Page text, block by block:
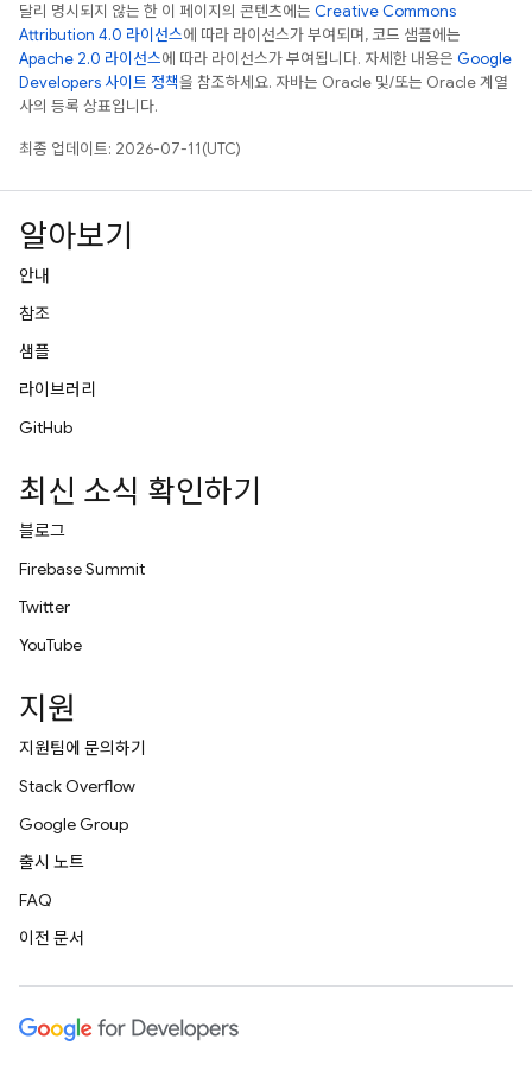
달리 명시되지 않는 한 이 페이지의 콘텐츠에는 Creative Commons
Attribution 4.0 라이선스에 따라 라이선스가 부여되며, 코드 샘플에는
Apache 2.0 라이선스에 따라 라이선스가 부여됩니다. 자세한 내용은 Google
Developers 사이트 정책을 참조하세요. 자바는 Oracle 및/또는 Oracle 계열
사의 등록 상표입니다.
최종 업데이트: 2026-07-11(UTC)
알아보기
안내
참조
샘플
라이브러리
GitHub
최신 소식 확인하기
블로그
Firebase Summit
Twitter
YouTube
지원
지원팀에 문의하기
Stack Overflow
Google Group
출시 노트
FAQ
이전 문서